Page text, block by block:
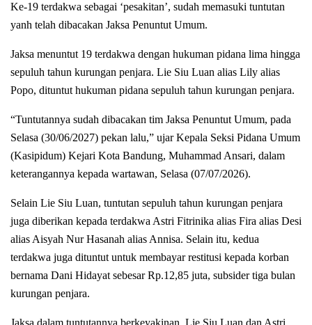
Ke-19 terdakwa sebagai ‘pesakitan’, sudah memasuki tuntutan
yanh telah dibacakan Jaksa Penuntut Umum.
Jaksa menuntut 19 terdakwa dengan hukuman pidana lima hingga
sepuluh tahun kurungan penjara. Lie Siu Luan alias Lily alias
Popo, dituntut hukuman pidana sepuluh tahun kurungan penjara.
“Tuntutannya sudah dibacakan tim Jaksa Penuntut Umum, pada
Selasa (30/06/2027) pekan lalu,” ujar Kepala Seksi Pidana Umum
(Kasipidum) Kejari Kota Bandung, Muhammad Ansari, dalam
keterangannya kepada wartawan, Selasa (07/07/2026).
Selain Lie Siu Luan, tuntutan sepuluh tahun kurungan penjara
juga diberikan kepada terdakwa Astri Fitrinika alias Fira alias Desi
alias Aisyah Nur Hasanah alias Annisa. Selain itu, kedua
terdakwa juga dituntut untuk membayar restitusi kepada korban
bernama Dani Hidayat sebesar Rp.12,85 juta, subsider tiga bulan
kurungan penjara.